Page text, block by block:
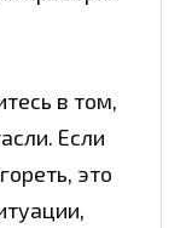
в том,
Если
это